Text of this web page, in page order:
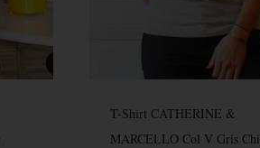
T-Shirt CATHERINE &
MARCELLO Col V Gris